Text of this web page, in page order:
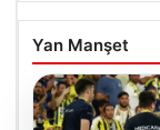
Yan Manşet